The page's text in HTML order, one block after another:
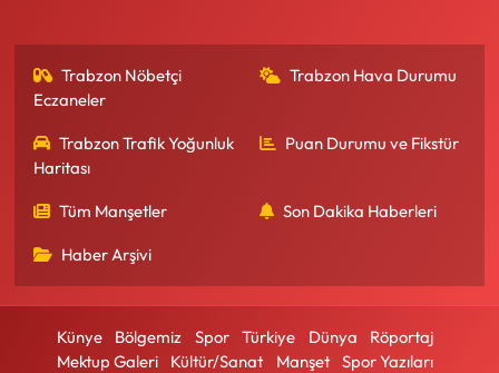
Trabzon Nöbetçi
Eczaneler
Trabzon Hava Durumu
Trabzon Trafik Yoğunluk
Haritası
Puan Durumu ve Fikstür
Tüm Manşetler Son Dakika Haberleri
Haber Arşivi
Künye Bölgemiz Spor Türkiye Dünya
Röportaj
Mektup Galeri
Kültür/Sanat Manşet Spor Yazıları